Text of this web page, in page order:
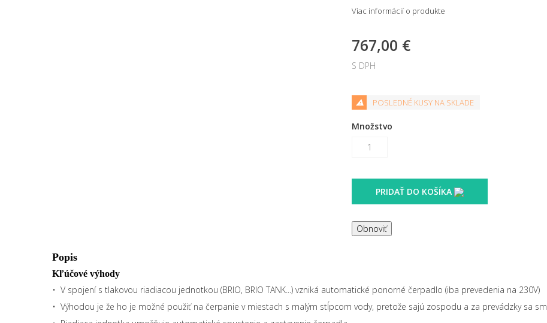
Viac informácií o produkte
767,00 €
S DPH
POSLEDNÉ KUSY NA SKLADE
Množstvo
PRIDAŤ DO KOŠÍKA
Popis
Kľúčové výhody
• V spojení s tlakovou riadiacou jednotkou (BRIO, BRIO TANK...) vzniká automatické ponorné čerpadlo (iba prevedenia na 230V)
• Výhodou je že ho je možné použiť na čerpanie v miestach s malým stĺpcom vody, pretože sajú zospodu a za prevádzky sa